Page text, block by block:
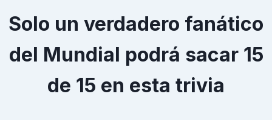
Solo un verdadero fanático
del Mundial podrá sacar 15
de 15 en esta trivia